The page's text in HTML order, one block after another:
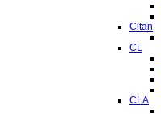
Citan
CL
CLA